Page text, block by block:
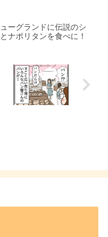
ーグランドに伝説のシ
ナポリタンを食べに！